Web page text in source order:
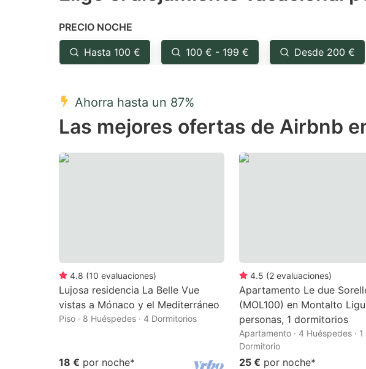
question
mark
key
get
the
keyboard
mark
key
the
PRECIO NOCHE
Hasta 100 € 100 € - 199 € Desde 200 €
Ahorra hasta un 87%
Las mejores ofertas de Airbnb
4.8 (10 evaluaciones)
Lujosa residencia La Belle Vue
vistas a Mónaco y el Mediterráneo
Piso · 8 Huéspedes · 4 Dormitorios
18 € por noche*
4.5 (2 evaluaciones)
Apartamento Le due
(MOL100) en Montalto
personas, 1 dormitorios
Apartamento · 4 Huéspedes · 1
Dormitorio
25 € por noche*